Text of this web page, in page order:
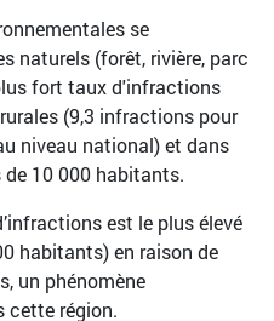
se
naturels (forêt, rivière, parc
fort taux d'infractions
(9,3 infractions pour
niveau national) et dans
10 000 habitants.
est le plus élevé
habitants) en raison de
un phénomène
cette région.